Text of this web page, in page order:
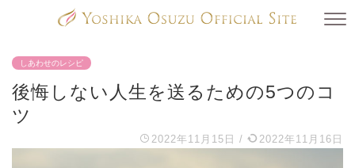
しあわせのレシピ
後悔しない人生を送るための5つのコ
ツ
2022年11月15日 / 2022年11月16日